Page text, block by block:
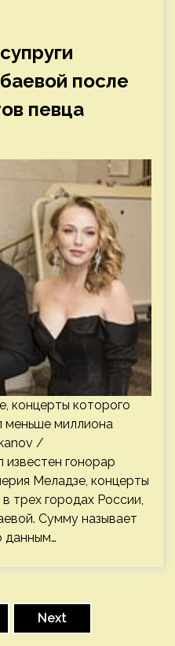
после
певца
концерты которого
меньше миллиона
/
гонорар
Меладзе, концерты
трех городах России,
Сумму называет
данным…
Next